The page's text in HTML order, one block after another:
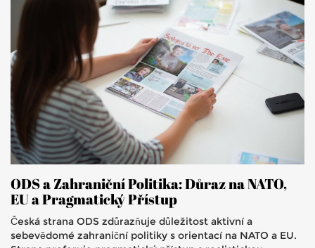
ODS a Zahraniční Politika: Důraz na NATO,
EU a Pragmatický Přístup
Česká strana ODS zdůrazňuje důležitost aktivní a
sebevědomé zahraniční politiky s orientací na NATO a EU.